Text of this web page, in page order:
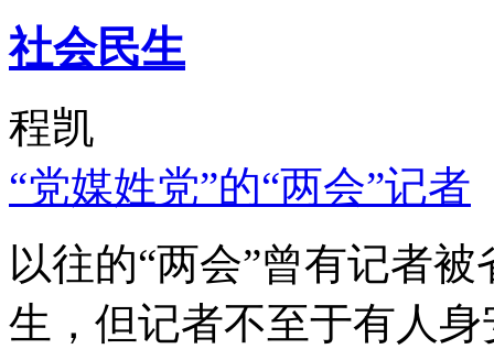
社会民生
程凯
“党媒姓党”的“两会”记者
以往的“两会”曾有记者
生，但记者不至于有人